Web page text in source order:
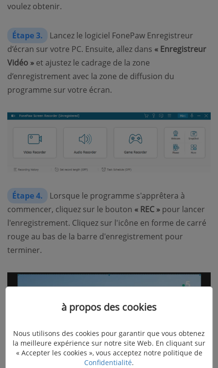
voulez obtenir.
Étape 3.
Lancez le logiciel FonePaw Enregistreur
d’écran sur votre PC. Ensuite, allez dans « Enregistreur
Vidéo » et ajustez le cadrage de la zone
d’enregistrement avec la zone de diffusion du
programme sur votre écran.
Étape 4.
Lorsque le programme s'apprêtera à
commencer, cliquez sur le bouton « REC » pour lancer
l'enregistrement. Cliquez sur l'icône en forme de carré
rouge au bas de la barre d'enregistrement pour
terminer.
à propos des cookies
Nous utilisons des cookies pour garantir que vous obtenez
la meilleure expérience sur notre site Web. En cliquant sur
« Accepter les cookies », vous acceptez notre politique de
Confidentialité.